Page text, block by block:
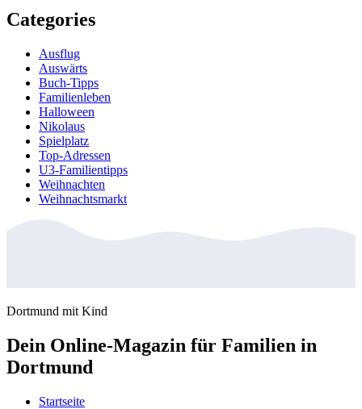
Categories
Ausflug
Auswärts
Buch-Tipps
Familienleben
Halloween
Nikolaus
Spielplatz
Top-Adressen
U3-Familientipps
Weihnachten
Weihnachtsmarkt
Dortmund mit Kind
Dein Online-Magazin für Familien in
Dortmund
Startseite